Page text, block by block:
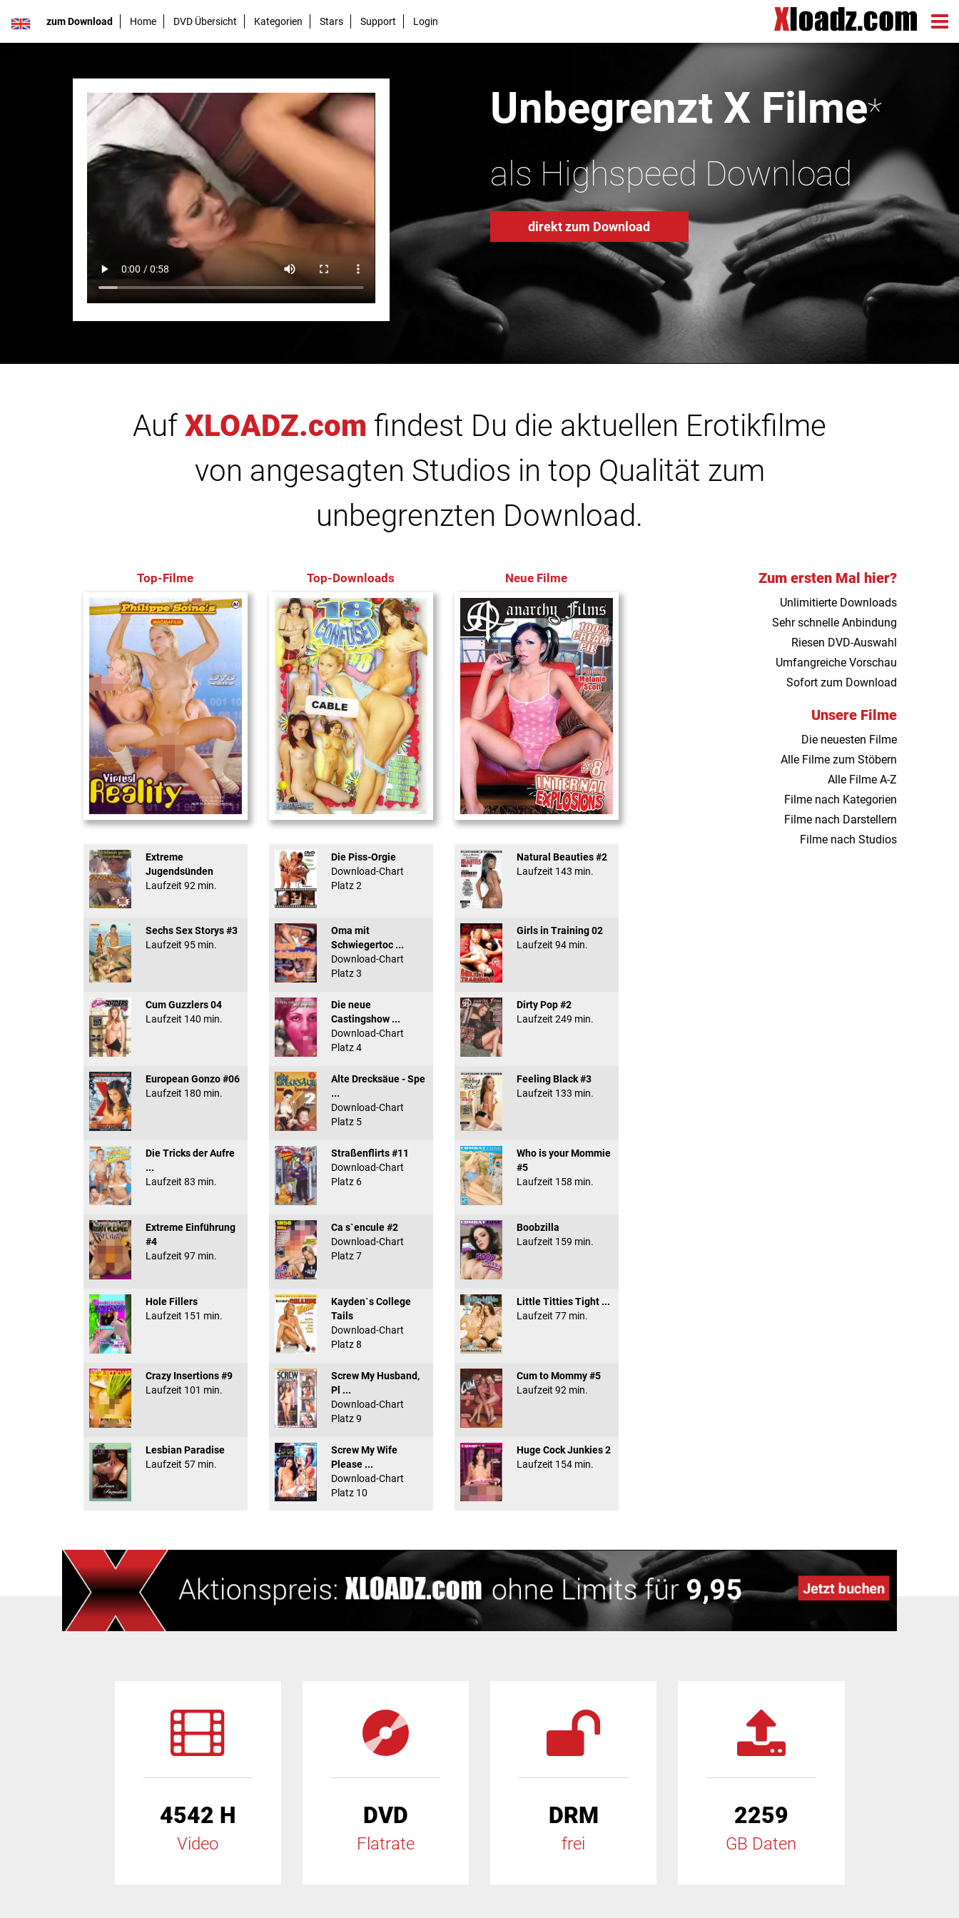
zum Download Home DVD Übersicht Kategorien Stars Support Login
Unbegrenzt X Filme*
als Highspeed Download
direkt zum Download
Auf XLOADZ.com findest Du die aktuellen Erotikfilme
von angesagten Studios in top Qualität zum
unbegrenzten Download.
Top-Filme
Virtual Reality
Extreme
Jugendsünden
Laufzeit 92 min.
Sechs Sex Storys #3
Laufzeit 95 min.
Cum Guzzlers 04
Laufzeit 140 min.
European Gonzo #06
Laufzeit 180 min.
Die Tricks der Aufre
...
Laufzeit 83 min.
Extreme Einführung
#4
Laufzeit 97 min.
Hole Fillers
Laufzeit 151 min.
Crazy Insertions #9
Laufzeit 101 min.
Lesbian Paradise
Laufzeit 57 min.
Top-Downloads
18 And Confused #8 - ...
Die Piss-Orgie
Download-Chart
Platz 2
Oma mit
Schwiegertoc ...
Download-Chart
Platz 3
Die neue
Castingshow ...
Download-Chart
Platz 4
Alte Drecksäue - Spe
...
Download-Chart
Platz 5
Straßenflirts #11
Download-Chart
Platz 6
Ca s`encule #2
Download-Chart
Platz 7
Kayden`s College
Tails
Download-Chart
Platz 8
Screw My Husband,
Pl ...
Download-Chart
Platz 9
Screw My Wife
Please ...
Download-Chart
Platz 10
Neue Filme
Internal Explosionen
Natural Beauties #2
Laufzeit 143 min.
Girls in Training 02
Laufzeit 94 min.
Dirty Pop #2
Laufzeit 249 min.
Feeling Black #3
Laufzeit 133 min.
Who is your Mommie
#5
Laufzeit 158 min.
Boobzilla
Laufzeit 159 min.
Little Titties Tight ...
Laufzeit 77 min.
Cum to Mommy #5
Laufzeit 92 min.
Huge Cock Junkies 2
Laufzeit 154 min.
Zum ersten Mal hier?
Unlimitierte Downloads
Sehr schnelle Anbindung
Riesen DVD-Auswahl
Umfangreiche Vorschau
Sofort zum Download
Unsere Filme
Die neuesten Filme
Alle Filme zum Stöbern
Alle Filme A-Z
Filme nach Kategorien
Filme nach Darstellern
Filme nach Studios
4542 H
Video
DVD
Flatrate
DRM
frei
2259
GB Daten